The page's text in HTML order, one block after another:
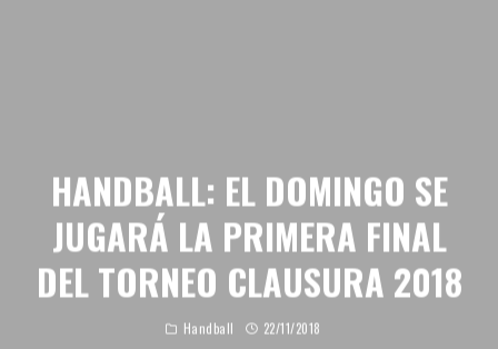
HANDBALL: EL DOMINGO SE
JUGARÁ LA PRIMERA FINAL
DEL TORNEO CLAUSURA 2018
Handball 22/11/2018